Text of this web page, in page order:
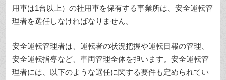
用車は1台以上）の社用車を保有する事業所は、安全運転管
理者を選任しなければなりません。
安全運転管理者は、運転者の状況把握や運転日報の管理、
安全運転指導など、車両管理全体を担います。安全運転管
理者には、以下のような選任に関する要件も定められてい